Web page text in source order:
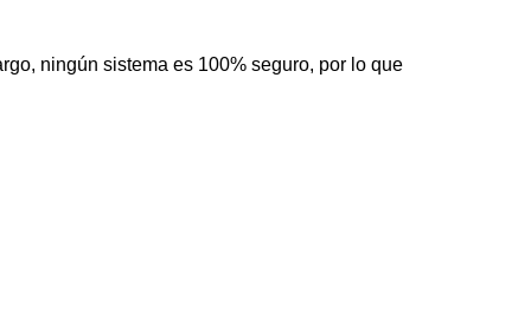
ningún sistema es 100% seguro, por lo que